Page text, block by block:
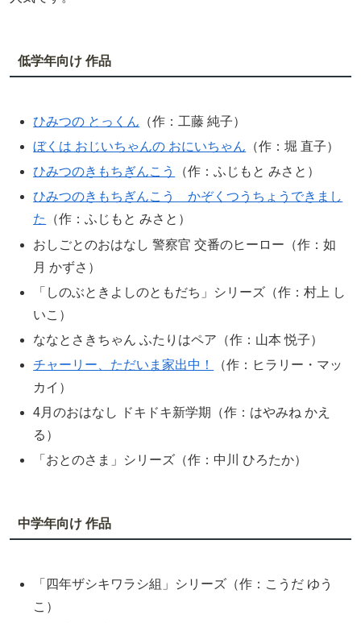
低学年向け 作品
ひみつの とっくん （作：工藤 純子）
ぼくは おじいちゃんの おにいちゃん （作：堀 直子）
ひみつのきもちぎんこう
（作：ふじもと みさと）
ひみつのきもちぎんこう かぞくつうちょうできまし
た
（作：ふじもと みさと）
おしごとのおはなし 警察官 交番のヒーロー（作：如
月 かずさ）
「しのぶときよしのともだち」シリーズ（作：村上 し
いこ）
ななとさきちゃん ふたりはペア（作：山本 悦子）
チャーリー、ただいま家出中！
（作：ヒラリー・マッ
カイ）
4月のおはなし ドキドキ新学期（作：はやみね かえ
る）
「おとのさま」シリーズ（作：中川 ひろたか）
中学年向け 作品
「四年ザシキワラシ組」シリーズ（作：こうだ ゆう
こ）